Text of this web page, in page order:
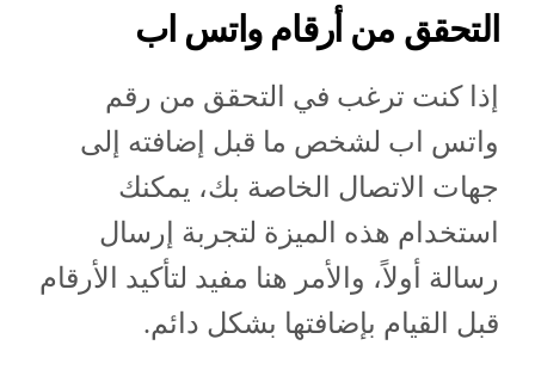
التحقق من أرقام واتس اب
إذا كنت ترغب في التحقق من رقم
واتس اب لشخص ما قبل إضافته إلى
جهات الاتصال الخاصة بك، يمكنك
استخدام هذه الميزة لتجربة إرسال
رسالة أولاً، والأمر هنا مفيد لتأكيد الأرقام
قبل القيام بإضافتها بشكل دائم.